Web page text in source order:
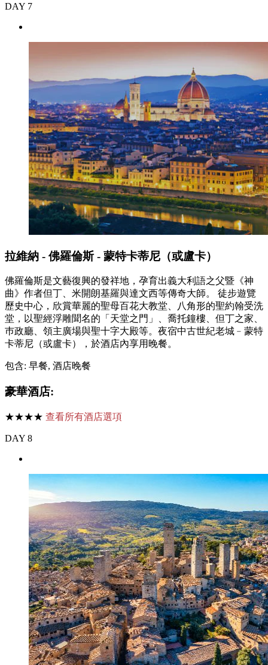
DAY 7
拉維納 - 佛羅倫斯 - 蒙特卡蒂尼（或盧卡）
佛羅倫斯是文藝復興的發祥地，孕育出義大利語之父暨《神
曲》作者但丁、米開朗基羅與達文西等傳奇大師。 徒步遊覽
歷史中心，欣賞華麗的聖母百花大教堂、八角形的聖約翰受洗
堂，以聖經浮雕聞名的「天堂之門」、喬托鐘樓、但丁之家、
巿政廳、領主廣場與聖十字大殿等。夜宿中古世紀老城﹣蒙特
卡蒂尼（或盧卡），於酒店內享用晚餐。
包含: 早餐, 酒店晚餐
豪華酒店:
★★★★ 查看所有酒店選項
DAY 8